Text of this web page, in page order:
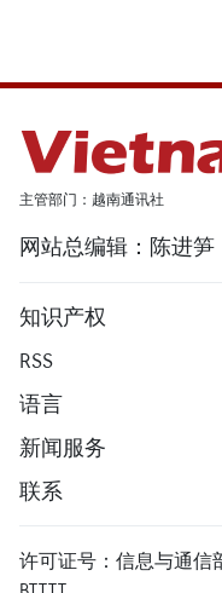
主管部门：越南通讯社
网站总编辑：陈进笋
知识产权
RSS
语言
新闻服务
联系
许可证号：信息与通信